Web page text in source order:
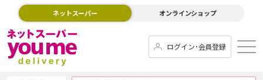
ネットスーパー オンラインショップ
ログイン･会員登録